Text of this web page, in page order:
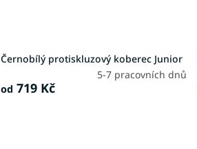
Černobílý protiskluzový koberec Junior
5-7 pracovních dnů
od 719 Kč